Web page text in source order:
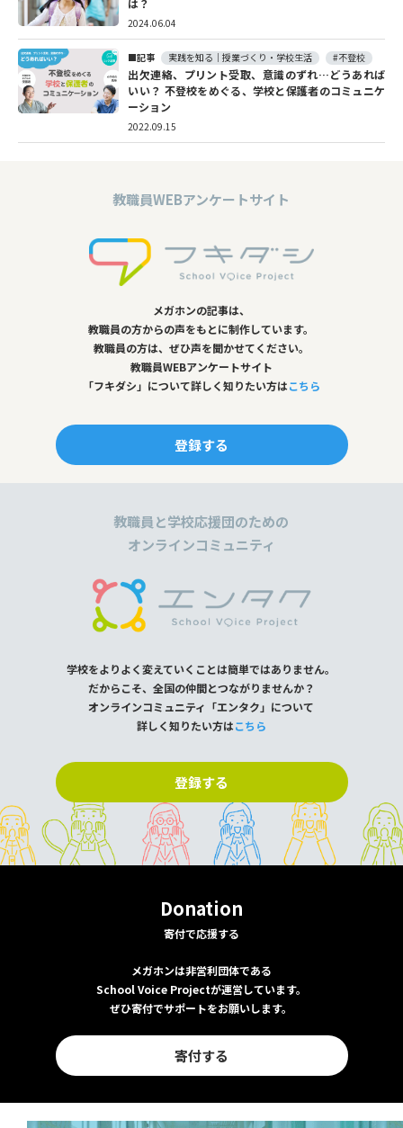
は？
2024.06.04
記事 実践を知る｜授業づくり・学校生活 #不登校
出欠連絡、プリント受取、意識のずれ…どうあれば
いい？ 不登校をめぐる、学校と保護者のコミュニケ
ーション
2022.09.15
教職員WEBアンケートサイト
メガホンの記事は、
教職員の方からの声をもとに制作しています。
教職員の方は、ぜひ声を聞かせてください。
教職員WEBアンケートサイト
「フキダシ」について詳しく知りたい方はこちら
登録する
教職員と学校応援団のための
オンラインコミュニティ
学校をよりよく変えていくことは簡単ではありません。
だからこそ、全国の仲間とつながりませんか？
オンラインコミュニティ「エンタク」について
詳しく知りたい方はこちら
登録する
Donation
寄付で応援する
メガホンは非営利団体である
School Voice Projectが運営しています。
ぜひ寄付でサポートをお願いします。
寄付する